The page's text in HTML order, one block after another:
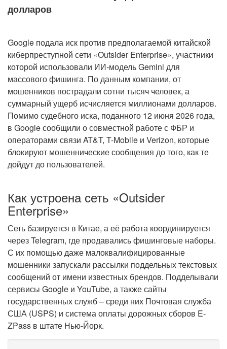
долларов
Google подала иск против предполагаемой китайской
киберпреступной сети «Outsider Enterprise», участники
которой использовали ИИ-модель Gemini для
массового фишинга. По данным компании, от
мошенников пострадали сотни тысяч человек, а
суммарный ущерб исчисляется миллионами долларов.
Помимо судебного иска, поданного 12 июня 2026 года,
в Google сообщили о совместной работе с ФБР и
операторами связи AT&T, T-Mobile и Verizon, которые
блокируют мошеннические сообщения до того, как те
дойдут до пользователей.
Как устроена сеть «Outsider
Enterprise»
Сеть базируется в Китае, а её работа координируется
через Telegram, где продавались фишинговые наборы.
С их помощью даже малоквалифицированные
мошенники запускали рассылки поддельных текстовых
сообщений от имени известных брендов. Подделывали
сервисы Google и YouTube, а также сайты
государственных служб – среди них Почтовая служба
США (USPS) и система оплаты дорожных сборов E-
ZPass в штате Нью-Йорк.